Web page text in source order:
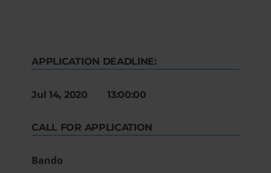
APPLICATION DEADLINE:
Jul 14, 2020 13:00:00
CALL FOR APPLICATION
Bando